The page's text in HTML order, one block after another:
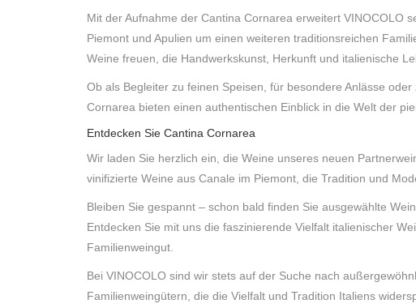
Mit der Aufnahme der Cantina Cornarea erweitert VINOCOLO
Piemont und Apulien um einen weiteren traditionsreichen
Weine freuen, die Handwerkskunst, Herkunft und italienische
Ob als Begleiter zu feinen Speisen, für besondere Anlässe
Cornarea bieten einen authentischen Einblick in die Welt der
Entdecken Sie Cantina Cornarea
Wir laden Sie herzlich ein, die Weine unseres neuen
vinifizierte Weine aus Canale im Piemont, die Tradition und
Bleiben Sie gespannt – schon bald finden Sie ausgewählte
Entdecken Sie mit uns die faszinierende Vielfalt italienischer
Familienweingut.
Bei VINOCOLO sind wir stets auf der Suche nach
Familienweingütern, die die Vielfalt und Tradition Italiens